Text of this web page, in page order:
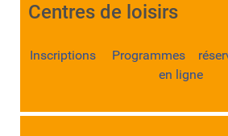
Centres de loisirs
Inscriptions Programmes
en ligne